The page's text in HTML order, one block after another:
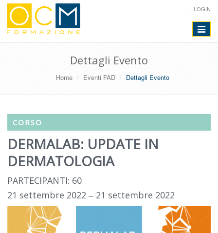
LOGIN
Toggle
Dettagli Evento
Home Eventi FAD Dettagli Evento
CORSO
DERMALAB: UPDATE IN
DERMATOLOGIA
PARTECIPANTI: 60
21 settembre 2022 ‒ 21 settembre 2022